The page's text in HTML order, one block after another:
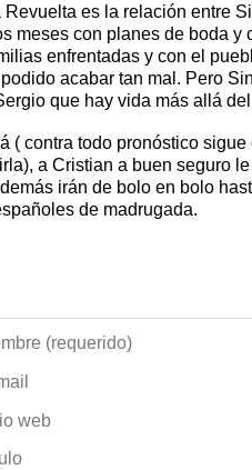
es la relación entre
meses con planes de boda y
enfrentadas y con el
acabar tan mal. Pero
que hay vida más allá
( contra todo pronóstico
a Cristian a buen seguro
irán de bolo en bolo
de madrugada.
(requerido)
web